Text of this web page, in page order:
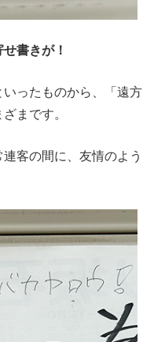
書きが！
ったものから、「遠方
まです。
客の間に、友情のよう